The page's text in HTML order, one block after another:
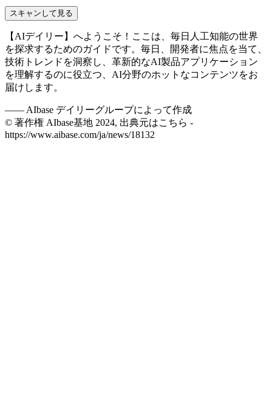
スキャンして見る
【AIデイリー】へようこそ！ここは、毎日人工知能の世界
を探求するためのガイドです。毎日、開発者に焦点を当て、
技術トレンドを洞察し、革新的なAI製品アプリケーション
を理解するのに役立つ、AI分野のホットなコンテンツをお
届けします。
—— AIbase デイリーグループによって作成
© 著作権 AIbase基地 2024, 出典元はこちら -
https://www.aibase.com/ja/news/18132